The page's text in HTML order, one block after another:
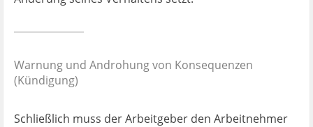
Warnung und Androhung von Konsequenzen
(Kündigung)
Schließlich muss der Arbeitgeber den Arbeitnehmer